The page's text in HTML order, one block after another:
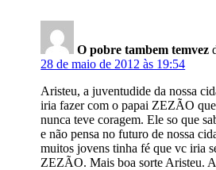
O pobre tambem temvez
28 de maio de 2012 às 19:54
Aristeu, a juventudide da nossa
iria fazer com o papai ZEZÃO
nunca teve coragem. Ele so que
e não pensa no futuro de nossa
muitos jovens tinha fé que vc iria
ZEZÃO. Mais boa sorte Aristeu.